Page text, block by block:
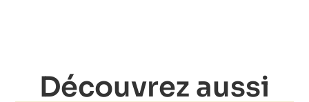
Découvrez aussi